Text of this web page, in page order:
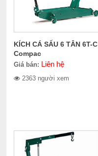
KÍCH CÁ SẤU 6 TÂN 6T-C
Compac
Giá bán: Liên hệ
2363 người xem